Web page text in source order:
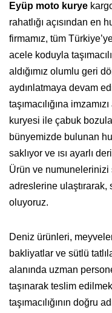
Eyüp moto kurye
rahatlığı açısından en
firmamız, tüm
acele koduyla
aldığımız olumlu geri
aydınlatmaya devam
taşımacılığına
kuryesi ile çabuk
bünyemizde bulunan
saklıyor ve ısı ayarlı
Ürün ve numunelerinizi
adreslerine ulaştırarak,
oluyoruz.
Deniz ürünleri,
bakliyatlar ve sütlü
alanında uzman
taşınarak teslim
taşımacılığının doğru